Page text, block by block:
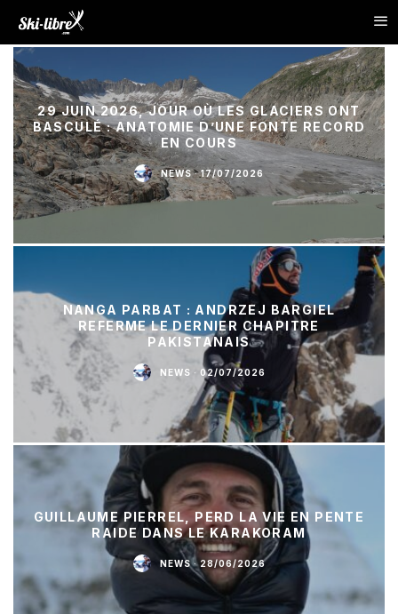
29 JUIN 2026, JOUR OÙ LES GLACIERS ONT
BASCULÉ : ANATOMIE D’UNE FONTE RECORD
EN COURS
NEWS · 17/07/2026
NANGA PARBAT : ANDRZEJ BARGIEL
REFERME LE DERNIER CHAPITRE
PAKISTANAIS
NEWS · 02/07/2026
GUILLAUME PIERREL, PERD LA VIE EN PENTE
RAIDE DANS LE KARAKORAM
NEWS · 28/06/2026